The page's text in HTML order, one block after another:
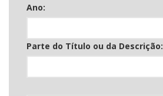
Ano:
Parte do Título ou da Descrição: